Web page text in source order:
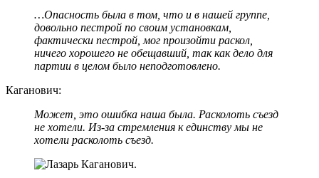
…Опасность была в том, что и в нашей группе,
довольно пестрой по своим установкам,
фактически пестрой, мог произойти раскол,
ничего хорошего не обещавший, так как дело для
партии в целом было неподготовлено.
Каганович:
Может, это ошибка наша была. Расколоть съезд
не хотели. Из-за стремления к единству мы не
хотели расколоть съезд.